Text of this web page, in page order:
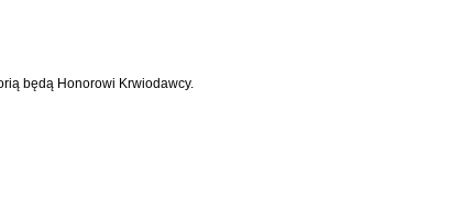
będą Honorowi Krwiodawcy.